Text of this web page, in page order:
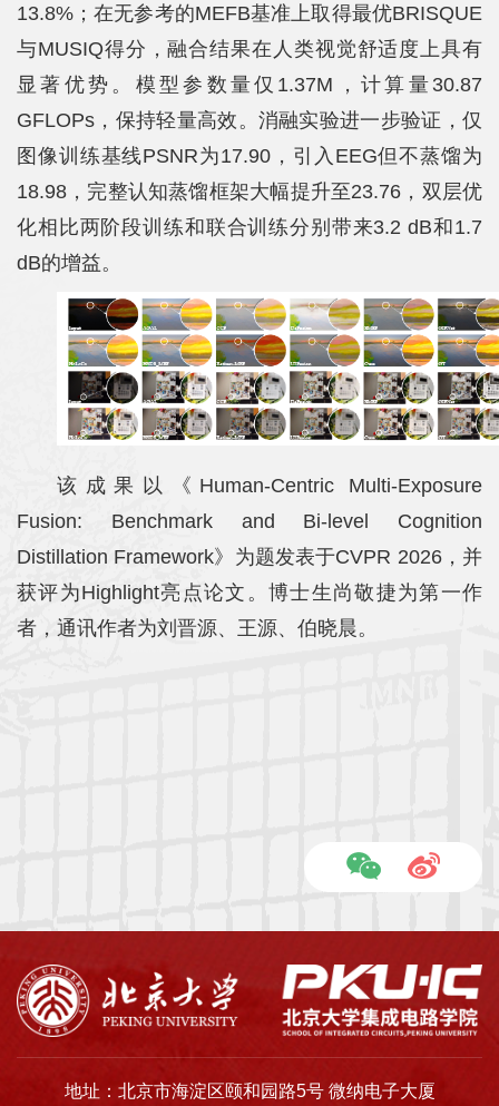
13.8%；在无参考的MEFB基准上取得最优BRISQUE
与MUSIQ得分，融合结果在人类视觉舒适度上具有
显著优势。模型参数量仅1.37M，计算量30.87
GFLOPs，保持轻量高效。消融实验进一步验证，仅
图像训练基线PSNR为17.90，引入EEG但不蒸馏为
18.98，完整认知蒸馏框架大幅提升至23.76，双层优
化相比两阶段训练和联合训练分别带来3.2 dB和1.7
dB的增益。
该成果以《Human-Centric Multi-Exposure
Fusion: Benchmark and Bi-level Cognition
Distillation Framework》为题发表于CVPR 2026，并
获评为Highlight亮点论文。博士生尚敬捷为第一作
者，通讯作者为刘晋源、王源、伯晓晨。
地址：北京市海淀区颐和园路5号 微纳电子大厦